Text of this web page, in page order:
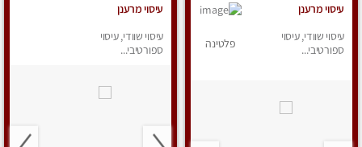
עיסוי מרענן
עיסוי שוודי, עיסוי
ספורטיבי...
פלטינה
עיסוי מרענן
עיסוי שוודי, עיסוי
ספורטיבי...